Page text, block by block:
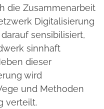
die Zusammenarbeit
Digitalisierung
sensibilisiert,
sinnhaft
dieser
wird
und Methoden
verteilt.